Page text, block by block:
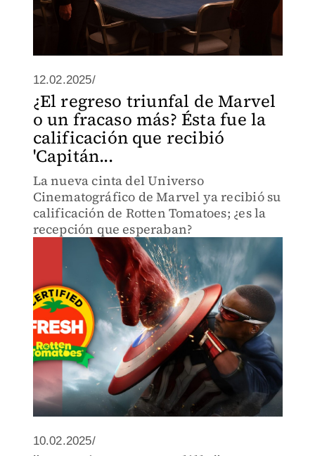
12.02.2025/
¿El regreso triunfal de Marvel
o un fracaso más? Ésta fue la
calificación que recibió
'Capitán...
La nueva cinta del Universo
Cinematográfico de Marvel ya recibió su
calificación de Rotten Tomatoes; ¿es la
recepción que esperaban?
10.02.2025/